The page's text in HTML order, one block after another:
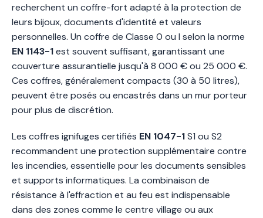
recherchent un coffre-fort adapté à la protection de
leurs bijoux, documents d'identité et valeurs
personnelles. Un coffre de Classe 0 ou I selon la norme
EN 1143-1est souvent suffisant, garantissant une
couverture assurantielle jusqu'à 8 000 € ou 25 000 €.
Ces coffres, généralement compacts (30 à 50 litres),
peuvent être posés ou encastrés dans un mur porteur
pour plus de discrétion.
Les coffres ignifuges certifiés EN 1047-1S1 ou S2
recommandent une protection supplémentaire contre
les incendies, essentielle pour les documents sensibles
et supports informatiques. La combinaison de
résistance à l'effraction et au feu est indispensable
dans des zones comme le centre village ou aux